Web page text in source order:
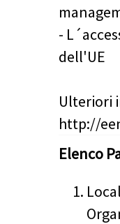
-
dell'UE
Ulteriori
http://
Elenco